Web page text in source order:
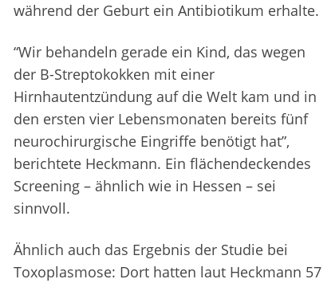
während der Geburt ein Antibiotikum erhalte.
“Wir behandeln gerade ein Kind, das wegen
der B-Streptokokken mit einer
Hirnhautentzündung auf die Welt kam und in
den ersten vier Lebensmonaten bereits fünf
neurochirurgische Eingriffe benötigt hat”,
berichtete Heckmann. Ein flächendeckendes
Screening – ähnlich wie in Hessen – sei
sinnvoll.
Ähnlich auch das Ergebnis der Studie bei
Toxoplasmose: Dort hatten laut Heckmann 57